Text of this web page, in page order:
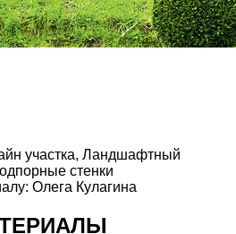
участка, Ландшафтный
стенки
Олега Кулагина